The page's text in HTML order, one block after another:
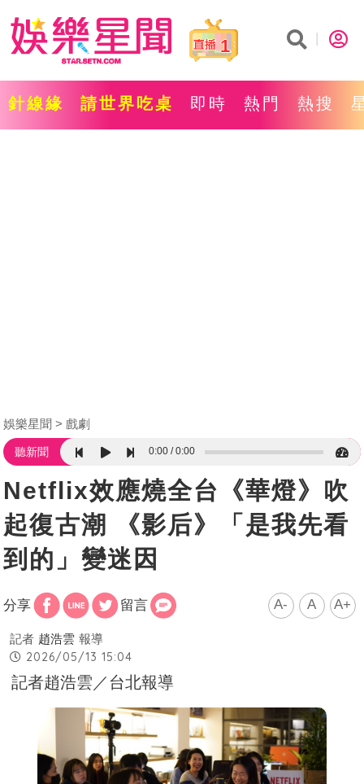
1
針線緣 請世界吃桌 即時 熱門 熱搜
娛樂星聞 戲劇
聽新聞 0:00 0:00
Netflix效應燒全台《華燈》吹
起復古潮 《影后》「是我先看
到的」變迷因
分享 留言 A- A A+
記者 趙浩雲 報導
2026/05/13 15:04
記者趙浩雲／台北報導